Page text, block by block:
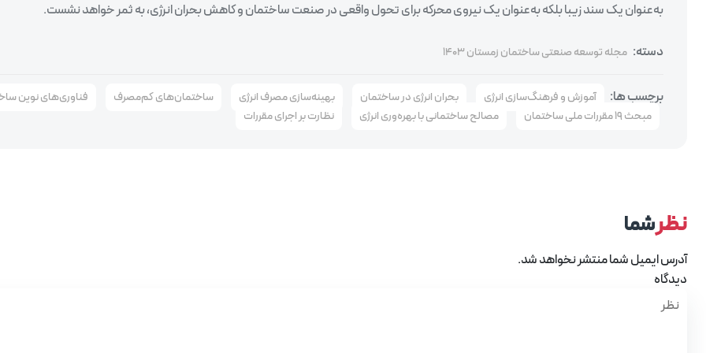
به‌عنوان یک سند زیبا بلکه به‌عنوان یک نیروی محرکه برای تحول واقعی در صنعت ساختمان و کاهش بحران انرژی، به ثمر خواهد نشست.
دسته: مجله توسعه صنعتی ساختمان زمستان 1403
برچسب ها: آموزش و فرهنگ‌سازی انرژی بحران انرژی در ساختمان بهینه‌سازی مصرف انرژی ساختمان‌های کم‌مصرف
فناوری‌های نوین
مبحث ۱۹ مقررات ملی ساختمان
مصالح ساختمانی با بهره‌وری انرژی نظارت بر اجرای مقررات
نظرشما
آدرس ایمیل شما منتشر نخواهد شد.
دیدگاه